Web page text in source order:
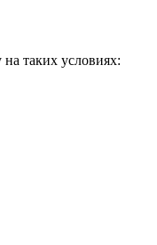
таких условиях: